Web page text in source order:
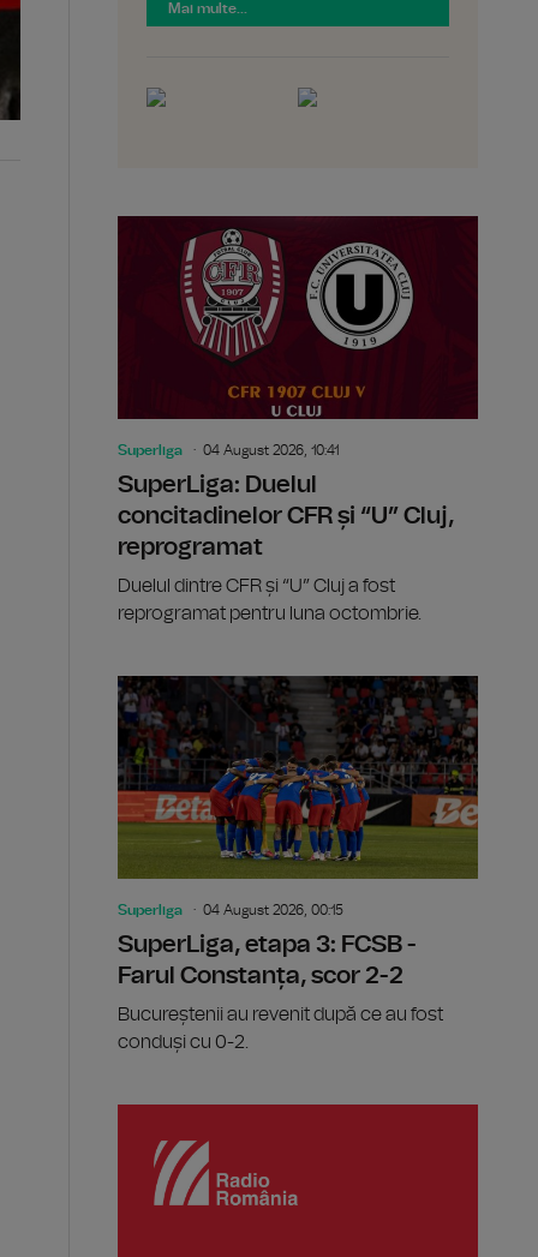
Mai multe...
Superliga 04 August 2026, 10:41
SuperLiga: Duelul
concitadinelor CFR și “U” Cluj,
reprogramat
Duelul dintre CFR și “U” Cluj a fost
reprogramat pentru luna octombrie.
Superliga 04 August 2026, 00:15
SuperLiga, etapa 3: FCSB -
Farul Constanța, scor 2-2
Bucureștenii au revenit după ce au fost
conduși cu 0-2.